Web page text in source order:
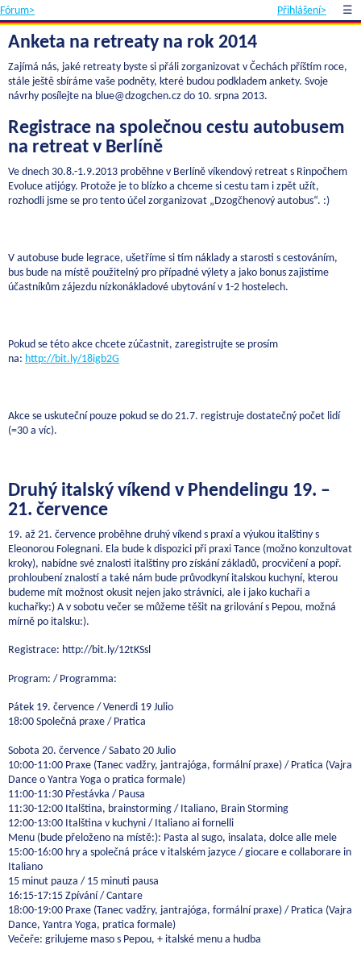
Fórum> Přihlášení> ☰
Anketa na retreaty na rok 2014
Zajímá nás, jaké retreaty byste si přáli zorganizovat v Čechách příštím roce,
stále ještě sbíráme vaše podněty, které budou podkladem ankety. Svoje
návrhy posílejte na blue@dzogchen.cz do 10. srpna 2013.
Registrace na společnou cestu autobusem
na retreat v Berlíně
Ve dnech 30.8.-1.9.2013 proběhne v Berlíně víkendový retreat s Rinpočhem
Evoluce atijógy. Protože je to blízko a chceme si cestu tam i zpět užít,
rozhodli jsme se pro tento účel zorganizovat „Dzogčhenový autobus“. :)
V autobuse bude legrace, ušetříme si tím náklady a starosti s cestováním,
bus bude na místě použitelný pro případné výlety a jako bonus zajistíme
účastníkům zájezdu nízkonákladové ubytování v 1-2 hostelech.
Pokud se této akce chcete zúčastnit, zaregistrujte se prosím
na: http://bit.ly/18igb2G
Akce se uskuteční pouze pokud se do 21.7. registruje dostatečný počet lidí
(=30 a víc).
Druhý italský víkend v Phendelingu 19. –
21. července
19. až 21. července proběhne druhý víkend s praxí a výukou italštiny s
Eleonorou Folegnani. Ela bude k dispozici při praxi Tance (možno konzultovat
kroky), nabídne své znalosti italštiny pro získání základů, procvičení a popř.
prohloubení znalostí a také nám bude průvodkyní italskou kuchyní, kterou
budeme mít možnost okusit nejen jako strávníci, ale i jako kuchaři a
kuchařky:) A v sobotu večer se můžeme těšit na grilování s Pepou, možná
mírně po italsku:).
Registrace: http://bit.ly/12tKSsl
Program: / Programma:
Pátek 19. července / Venerdi 19 Julio
18:00 Společná praxe / Pratica
Sobota 20. července / Sabato 20 Julio
10:00-11:00 Praxe (Tanec vadžry, jantrajóga, formální praxe) / Pratica (Vajra
Dance o Yantra Yoga o pratica formale)
11:00-11:30 Přestávka / Pausa
11:30-12:00 Italština, brainstorming / Italiano, Brain Storming
12:00-13:00 Italština v kuchyni / Italiano ai fornelli
Menu (bude přeloženo na místě:): Pasta al sugo, insalata, dolce alle mele
15:00-16:00 hry a společná práce v italském jazyce / giocare e collaborare in
Italiano
15 minut pauza / 15 minuti pausa
16:15-17:15 Zpívání / Cantare
18:00-19:00 Praxe (Tanec vadžry, jantrajóga, formální praxe) / Pratica (Vajra
Dance, Yantra Yoga, pratica formale)
Večeře: grilujeme maso s Pepou, + italské menu a hudba